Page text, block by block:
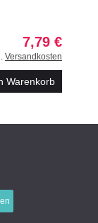
7,79 €
Versandkosten
Warenkorb